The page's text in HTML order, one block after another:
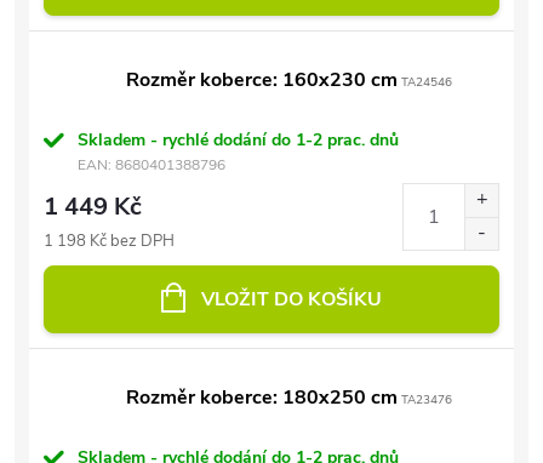
Rozměr koberce: 160x230 cm TA24546
Skladem - rychlé dodání do 1-2 prac. dnů
EAN: 8680401388796
1 449 Kč
1 198 Kč bez DPH
VLOŽIT DO KOŠÍKU
Rozměr koberce: 180x250 cm TA23476
Skladem - rychlé dodání do 1-2 prac. dnů